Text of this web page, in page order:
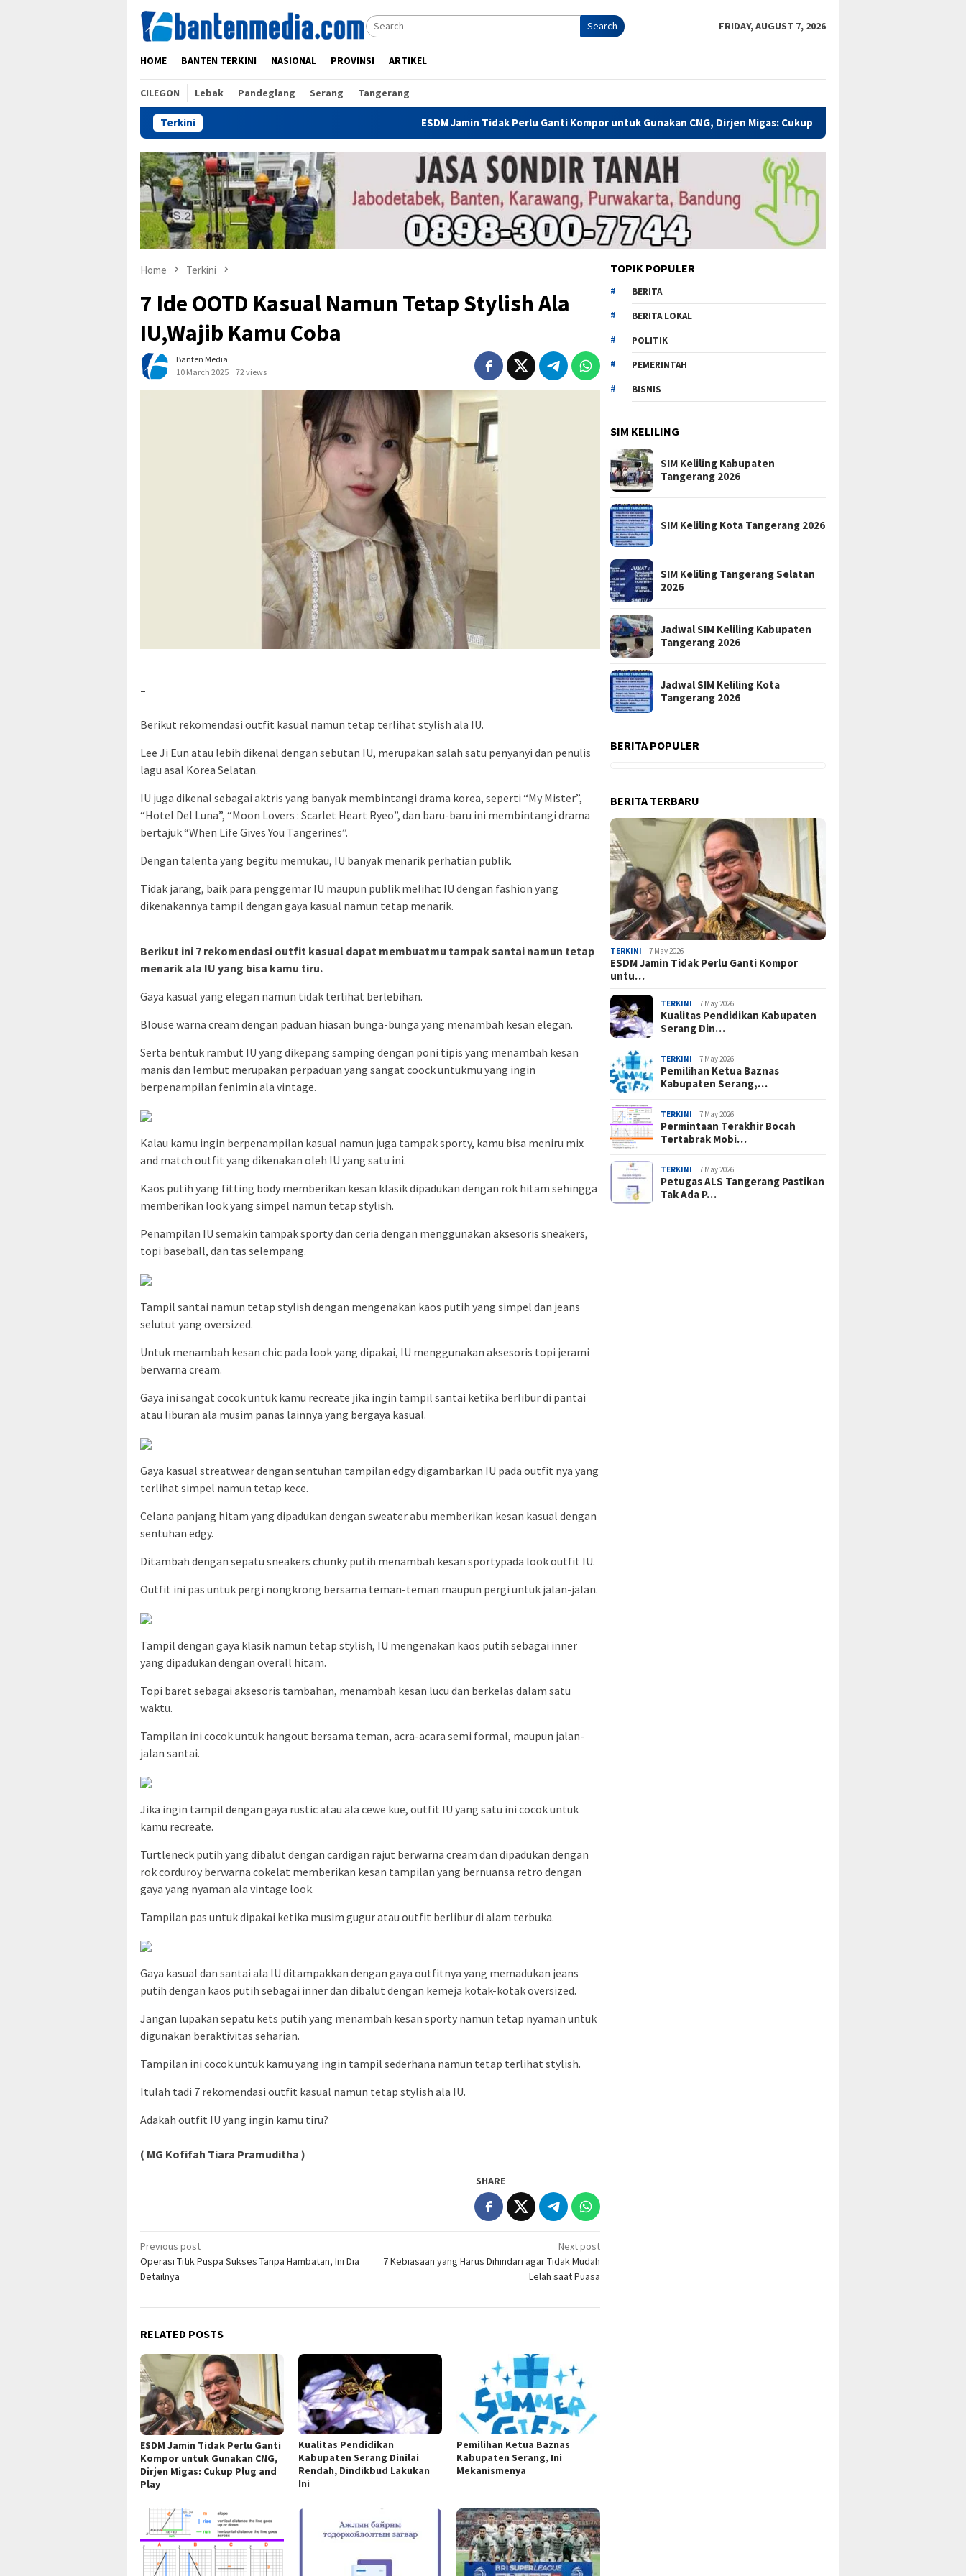
content
Search FRIDAY, AUGUST 7, 2026
HOME BANTEN TERKINI NASIONAL PROVINSI ARTIKEL
CILEGON Lebak Pandeglang Serang Tangerang
Terkini ESDM Jamin Tidak Perlu Ganti Kompor untuk Gunakan CNG, Dirjen Migas: Cukup Plug and Play
Home Terkini
7 Ide OOTD Kasual Namun Tetap Stylish Ala
IU,Wajib Kamu Coba
Banten Media
10 March 2025
72 views
–
Berikut rekomendasi outfit kasual namun tetap terlihat stylish ala IU.
Lee Ji Eun atau lebih dikenal dengan sebutan IU, merupakan salah satu penyanyi dan penulis
lagu asal Korea Selatan.
IU juga dikenal sebagai aktris yang banyak membintangi drama korea, seperti “My Mister”,
“Hotel Del Luna”, “Moon Lovers : Scarlet Heart Ryeo”, dan baru-baru ini membintangi drama
bertajuk “When Life Gives You Tangerines”.
Dengan talenta yang begitu memukau, IU banyak menarik perhatian publik.
Tidak jarang, baik para penggemar IU maupun publik melihat IU dengan fashion yang
dikenakannya tampil dengan gaya kasual namun tetap menarik.
Berikut ini 7 rekomendasi outfit kasual dapat membuatmu tampak santai namun tetap
menarik ala IU yang bisa kamu tiru.
Gaya kasual yang elegan namun tidak terlihat berlebihan.
Blouse warna cream dengan paduan hiasan bunga-bunga yang menambah kesan elegan.
Serta bentuk rambut IU yang dikepang samping dengan poni tipis yang menambah kesan
manis dan lembut merupakan perpaduan yang sangat coock untukmu yang ingin
berpenampilan fenimin ala vintage.
Kalau kamu ingin berpenampilan kasual namun juga tampak sporty, kamu bisa meniru mix
and match outfit yang dikenakan oleh IU yang satu ini.
Kaos putih yang fitting body memberikan kesan klasik dipadukan dengan rok hitam sehingga
memberikan look yang simpel namun tetap stylish.
Penampilan IU semakin tampak sporty dan ceria dengan menggunakan aksesoris sneakers,
topi baseball, dan tas selempang.
Tampil santai namun tetap stylish dengan mengenakan kaos putih yang simpel dan jeans
selutut yang oversized.
Untuk menambah kesan chic pada look yang dipakai, IU menggunakan aksesoris topi jerami
berwarna cream.
Gaya ini sangat cocok untuk kamu recreate jika ingin tampil santai ketika berlibur di pantai
atau liburan ala musim panas lainnya yang bergaya kasual.
Gaya kasual streatwear dengan sentuhan tampilan edgy digambarkan IU pada outfit nya yang
terlihat simpel namun tetap kece.
Celana panjang hitam yang dipadukan dengan sweater abu memberikan kesan kasual dengan
sentuhan edgy.
Ditambah dengan sepatu sneakers chunky putih menambah kesan sportypada look outfit IU.
Outfit ini pas untuk pergi nongkrong bersama teman-teman maupun pergi untuk jalan-jalan.
Tampil dengan gaya klasik namun tetap stylish, IU mengenakan kaos putih sebagai inner
yang dipadukan dengan overall hitam.
Topi baret sebagai aksesoris tambahan, menambah kesan lucu dan berkelas dalam satu
waktu.
Tampilan ini cocok untuk hangout bersama teman, acra-acara semi formal, maupun jalan-
jalan santai.
Jika ingin tampil dengan gaya rustic atau ala cewe kue, outfit IU yang satu ini cocok untuk
kamu recreate.
Turtleneck putih yang dibalut dengan cardigan rajut berwarna cream dan dipadukan dengan
rok corduroy berwarna cokelat memberikan kesan tampilan yang bernuansa retro dengan
gaya yang nyaman ala vintage look.
Tampilan pas untuk dipakai ketika musim gugur atau outfit berlibur di alam terbuka.
Gaya kasual dan santai ala IU ditampakkan dengan gaya outfitnya yang memadukan jeans
putih dengan kaos putih sebagai inner dan dibalut dengan kemeja kotak-kotak oversized.
Jangan lupakan sepatu kets putih yang menambah kesan sporty namun tetap nyaman untuk
digunakan beraktivitas seharian.
Tampilan ini cocok untuk kamu yang ingin tampil sederhana namun tetap terlihat stylish.
Itulah tadi 7 rekomendasi outfit kasual namun tetap stylish ala IU.
Adakah outfit IU yang ingin kamu tiru?
( MG Kofifah Tiara Pramuditha )
SHARE
Post
navigation
Previous post
Operasi Titik Puspa Sukses Tanpa Hambatan, Ini Dia
Detailnya
Next post
7 Kebiasaan yang Harus Dihindari agar Tidak Mudah
Lelah saat Puasa
RELATED POSTS
ESDM Jamin Tidak Perlu Ganti
Kompor untuk Gunakan CNG,
Dirjen Migas: Cukup Plug and
Play
Kualitas Pendidikan
Kabupaten Serang Dinilai
Rendah, Dindikbud Lakukan
Ini
Pemilihan Ketua Baznas
Kabupaten Serang, Ini
Mekanismenya
TOPIK POPULER
BERITA
BERITA LOKAL
POLITIK
PEMERINTAH
BISNIS
SIM KELILING
SIM Keliling Kabupaten
Tangerang 2026
SIM Keliling Kota Tangerang 2026
SIM Keliling Tangerang Selatan
2026
Jadwal SIM Keliling Kabupaten
Tangerang 2026
Jadwal SIM Keliling Kota
Tangerang 2026
BERITA POPULER
BERITA TERBARU
TERKINI 7 May 2026
ESDM Jamin Tidak Perlu Ganti Kompor
untu…
TERKINI 7 May 2026
Kualitas Pendidikan Kabupaten
Serang Din…
TERKINI 7 May 2026
Pemilihan Ketua Baznas
Kabupaten Serang,…
TERKINI 7 May 2026
Permintaan Terakhir Bocah
Tertabrak Mobi…
TERKINI 7 May 2026
Petugas ALS Tangerang Pastikan
Tak Ada P…